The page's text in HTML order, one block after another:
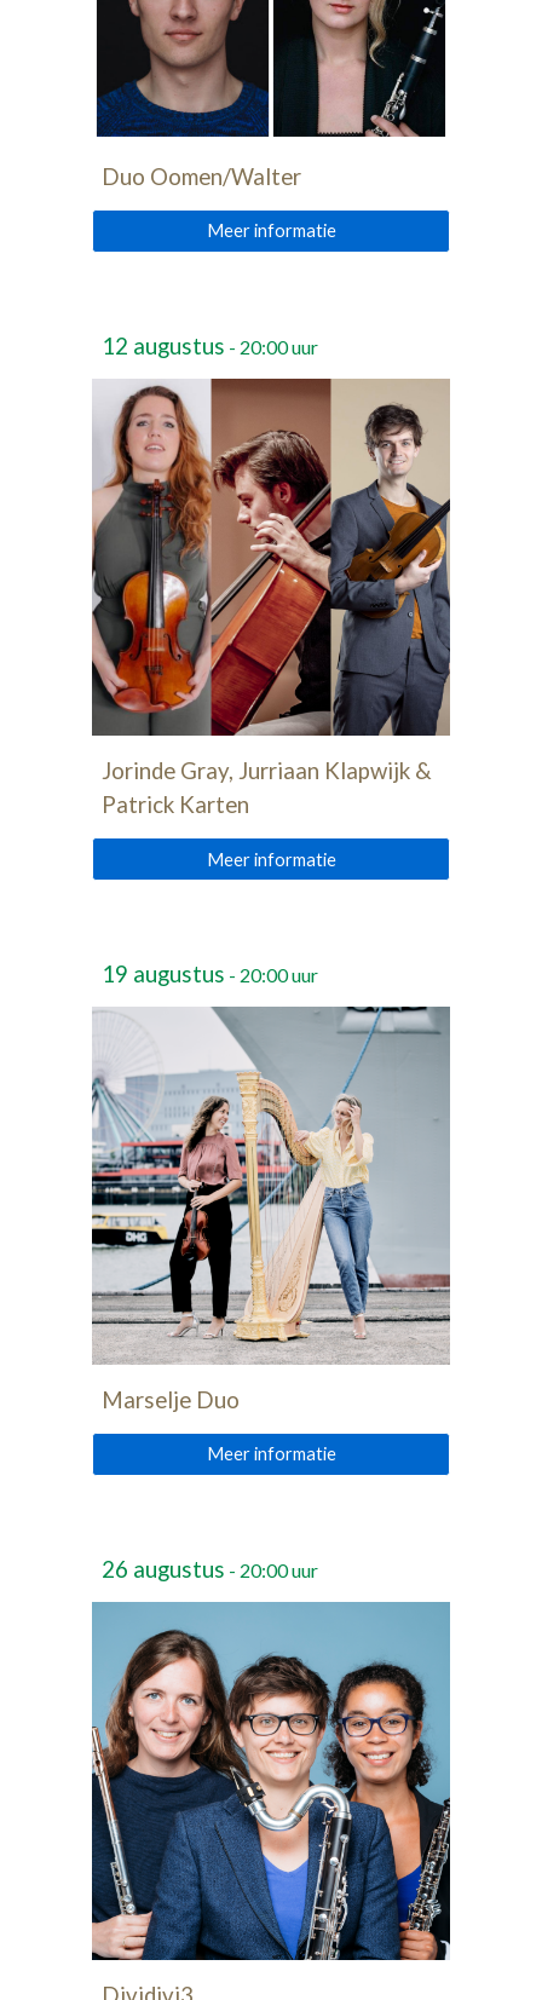
Duo Oomen/Walter
Meer informatie
12 augustus - 20:00 uur
Jorinde Gray, Jurriaan Klapwijk &
Patrick Karten
Meer informatie
19 augustus - 20:00 uur
Marselje Duo
Meer informatie
26 augustus - 20:00 uur